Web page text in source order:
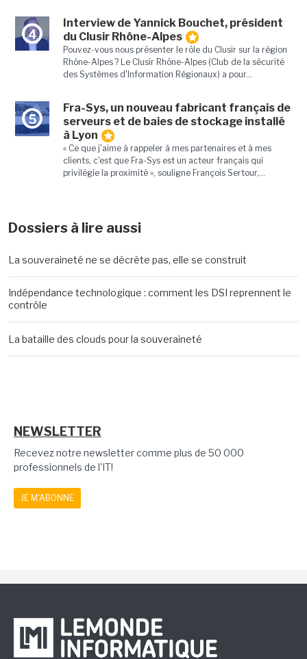
4
Interview de Yannick Bouchet, président
du Clusir Rhône-Alpes
Pouvez-vous nous présenter le rôle du Clusir sur la région
Rhône-Alpes ? Le Clusir Rhône-Alpes (Club de la sécurité
des Systèmes d'Information Régionaux) a pour...
5
Fra-Sys, un nouveau fabricant français de
serveurs et de baies de stockage installé
à Lyon
« Ce que j'aime à rappeler à mes partenaires et à mes
clients, c'est que Fra-Sys est un acteur français qui
privilégie la proximité », souligne François Sertour,...
Dossiers à lire aussi
La souveraineté ne se décrète pas, elle se construit
Indépendance technologique : comment les DSI reprennent le
contrôle
La bataille des clouds pour la souveraineté
NEWSLETTER
Recevez notre newsletter comme plus de 50 000
professionnels de l'IT!
JE M'ABONNE